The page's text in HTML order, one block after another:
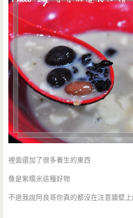
裡面還加了很多養生的東西
像是紫糯米這種好物
不過我說阿良哥你真的都沒在注意牆壁